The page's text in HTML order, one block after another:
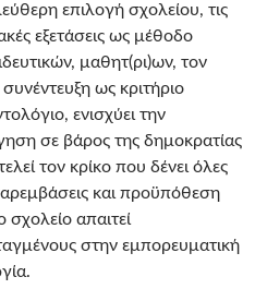
επιλογή σχολείου, τις
εξετάσεις ως μέθοδο
μαθητ(ρι)ων, τον
ως κριτήριο
ενισχύει την
σε βάρος της δημοκρατίας
τον κρίκο που δένει όλες
και προϋπόθεση
σχολείο απαιτεί
στην εμπορευματική